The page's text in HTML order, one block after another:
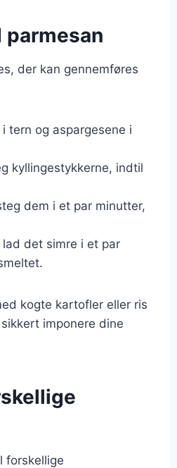
parmesan
der kan gennemføres
tern og aspargesene i
kyllingestykkerne, indtil
dem i et par minutter,
det simre i et par
kogte kartofler eller ris
imponere dine
forskellige